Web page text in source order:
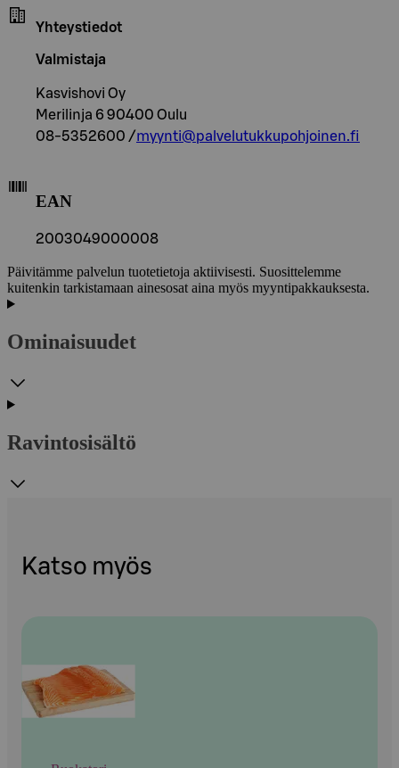
Yhteystiedot
Valmistaja
Kasvishovi Oy
Merilinja 6 90400 Oulu
08-5352600 /myynti@palvelutukkupohjoinen.fi
EAN
2003049000008
Päivitämme palvelun tuotetietoja aktiivisesti. Suosittelemme
kuitenkin tarkistamaan ainesosat aina myös myyntipakkauksesta.
Ominaisuudet
Ravintosisältö
Katso myös